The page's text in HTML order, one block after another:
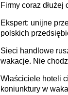
Firmy coraz
Ekspert: unijne
polskich
Sieci handlowe
wakacje. Nie
tam, gdzie wielu
Właściciele hoteli
koniunktury w